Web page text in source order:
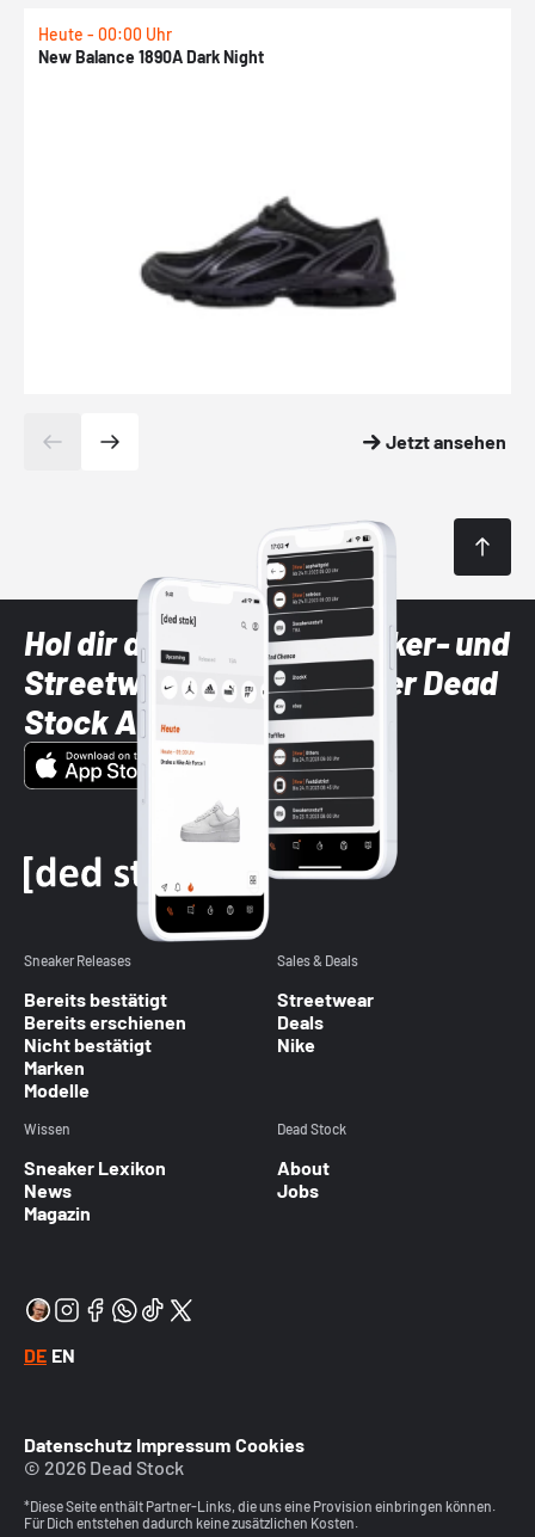
Heute - 00:00 Uhr
New Balance 1890A Dark Night
Jetzt ansehen
Hol dir die neuesten Sneaker- und
Streetwear-Brands mit der Dead
Stock App
Sneaker Releases
Bereits bestätigt
Bereits erschienen
Nicht bestätigt
Marken
Modelle
Sales & Deals
Streetwear
Deals
Nike
Wissen
Sneaker Lexikon
News
Magazin
Dead Stock
About
Jobs
DE EN
Datenschutz Impressum Cookies
© 2026 Dead Stock
*Diese Seite enthält Partner-Links, die uns eine Provision einbringen können.
Für Dich entstehen dadurch keine zusätzlichen Kosten.